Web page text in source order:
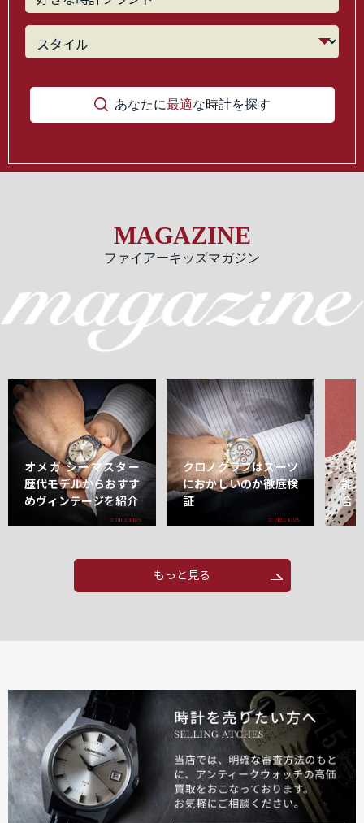
あなたに最適な時計を探す
MAGAZINE
ファイアーキッズマガジン
オメガ シーマスター
歴代モデルからおすす
めヴィンテージを紹介
クロノグラフはスーツ
におかしいのか徹底検
証
【
能
合
もっと見る